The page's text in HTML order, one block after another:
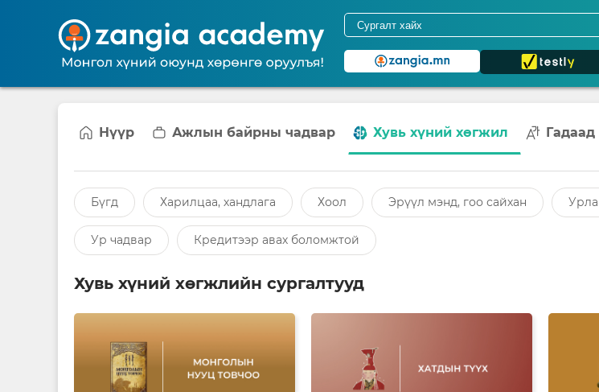
Нүүр Ажлын байрны чадвар Хувь хүний хөгжил Гадаад
Бүгд Харилцаа, хандлага Хоол Эрүүл мэнд, гоо сайхан
Ур чадвар Кредитээр авах боломжтой
Хувь хүний хөгжлийн сургалтууд